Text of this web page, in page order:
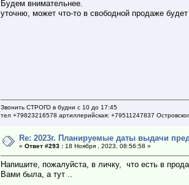
Будем внимательнее.
уточню, может что-то в свободной продаже будет
Звонить СТРОГО в будни с 10 до 17:45
тел +79823216578 артиллерийская: +79511247837
Re: 2023г. Планируемые даты выдачи
« Ответ #293 :18 Ноября , 2023, 08:56:58 »
Напишите, пожалуйста, в личку, что есть в
Вами была, а тут ..